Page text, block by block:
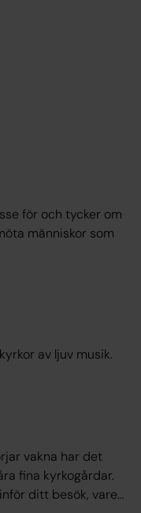
för och tycker om
människor som
av ljuv musik.
vakna har det
fina kyrkogårdar.
ditt besök, vare